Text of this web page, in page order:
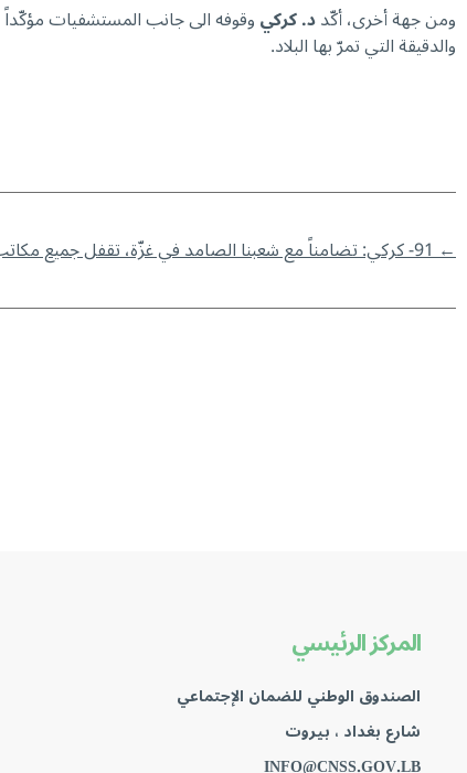
ومن جهة أخرى، أكّدد. كركيوقوفه الى جانب المستشفيات مؤكّداً
والدقيقة التي تمرّ بها البلاد.
←91- كركي: تضامناً مع شعبنا الصامد في غزّة، تقفل جميع مكاتب الضمان غداً الإثنين
المركز الرئيسي
الصندوق الوطني للضمان الإجتماعي
شارع بغداد ، بيروت